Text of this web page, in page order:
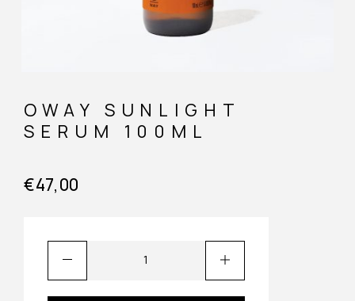
OWAY SUNLIGHT
SERUM 100ML
€47,00